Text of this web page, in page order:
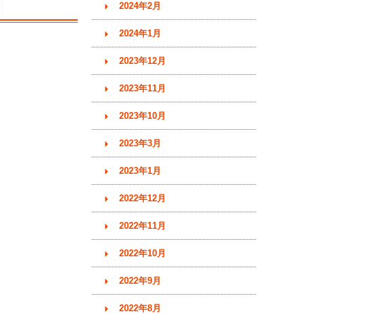
2024年2月
2024年1月
2023年12月
2023年11月
2023年10月
2023年3月
2023年1月
2022年12月
2022年11月
2022年10月
2022年9月
2022年8月